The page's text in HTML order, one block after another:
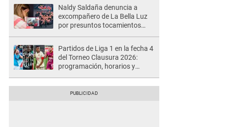
Naldy Saldaña denuncia a
excompañero de La Bella Luz
por presuntos tocamientos
Partidos de Liga 1 en la fecha 4
del Torneo Clausura 2026:
programación, horarios y